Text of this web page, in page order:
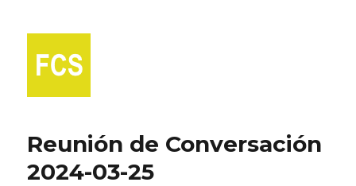
Reunión de Conversación
2024-03-25